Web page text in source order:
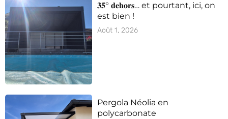
𝟑𝟓° 𝐝𝐞𝐡𝐨𝐫𝐬… et pourtant, ici, on
est bien !
Août 1, 2026
Pergola Néolia en
polycarbonate